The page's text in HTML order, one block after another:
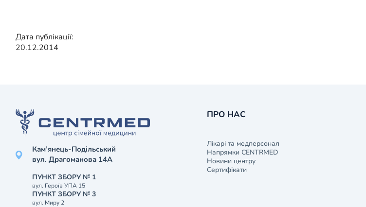
Дата публікації:
20.12.2014
Кам’янець-Подільський
вул. Драгоманова 14А
ПУНКТ ЗБОРУ № 1
вул. Героїв УПА 15
ПУНКТ ЗБОРУ № 3
вул. Миру 2
ПРО НАС
Лікарі та медперсонал
Напрямки CENTRMED
Новини центру
Сертифікати